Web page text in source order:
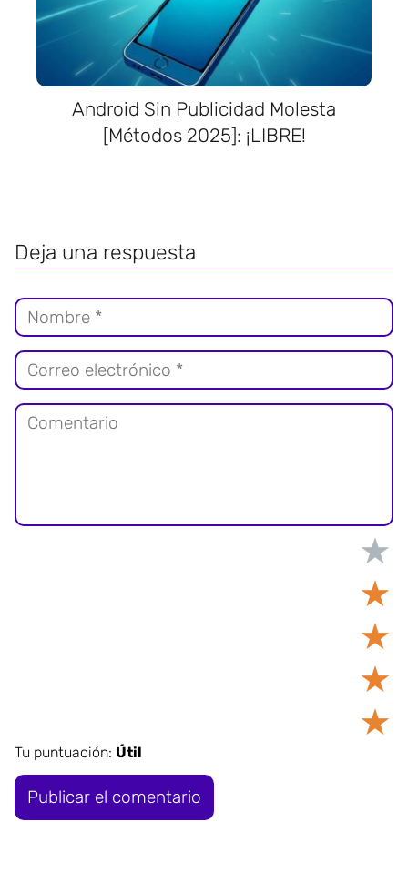
Android Sin Publicidad Molesta
[Métodos 2025]: ¡LIBRE!
Deja una respuesta
★
★
★
★
★
Tu puntuación: Útil